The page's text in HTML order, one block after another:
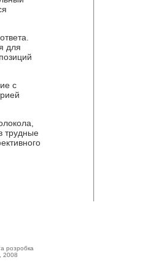
для
с
трудные
розробка
2008